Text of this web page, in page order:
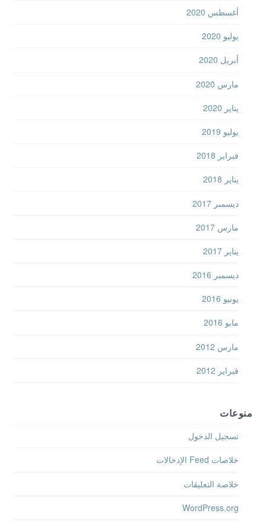
أغسطس 2020
يوليو 2020
أبريل 2020
مارس 2020
يناير 2020
يوليو 2019
فبراير 2018
يناير 2018
ديسمبر 2017
مارس 2017
يناير 2017
ديسمبر 2016
يونيو 2016
مايو 2016
مارس 2012
فبراير 2012
منوعات
تسجيل الدخول
خلاصات Feed الإدخالات
خلاصة التعليقات
WordPress.org